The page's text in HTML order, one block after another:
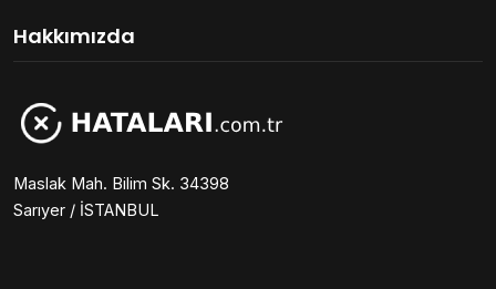
Hakkımızda
Maslak Mah. Bilim Sk. 34398
Sarıyer / İSTANBUL